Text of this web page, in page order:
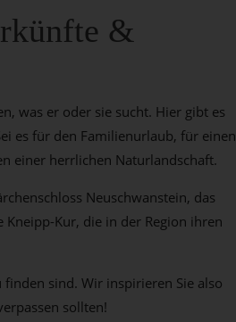
&
was er oder sie sucht. Hier gibt es
es für den Familienurlaub, für einen
einer herrlichen Naturlandschaft.
Neuschwanstein, das
Kur, die in der Region ihren
sind. Wir inspirieren Sie also
sollten!